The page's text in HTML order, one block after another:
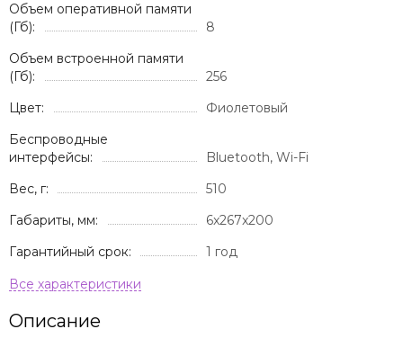
Объем оперативной памяти
(Гб):
8
Объем встроенной памяти
(Гб):
256
Цвет:
Фиолетовый
Беспроводные
интерфейсы:
Bluetooth, Wi-Fi
Вес, г:
510
Габариты, мм:
6x267x200
Гарантийный срок:
1 год
Описание